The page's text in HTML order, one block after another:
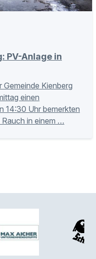
PV-Anlage in
Gemeinde Kienberg
einen
14:30 Uhr bemerkten
in einem …